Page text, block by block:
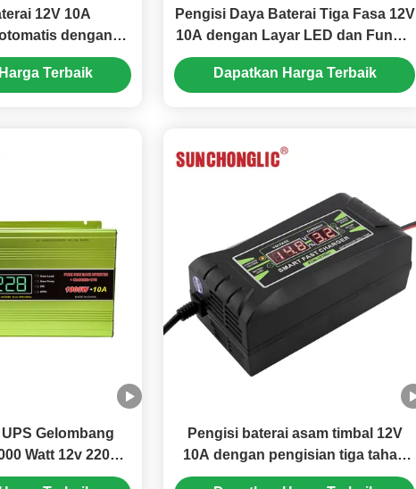
12V 10A
dengan
untuk AGM
mobil asam timbal
Terbaik
Pengisi Daya Baterai Tiga Fasa 12V
10A dengan Layar LED dan Fungsi
Start Mesin untuk Baterai AGM/GEL
Dapatkan Harga Terbaik
Gelombang
Watt 12v 220v
Daya Surya
Pengisi baterai asam timbal 12V
10A dengan pengisian tiga tahap
dan input 150V-250V untuk baterai